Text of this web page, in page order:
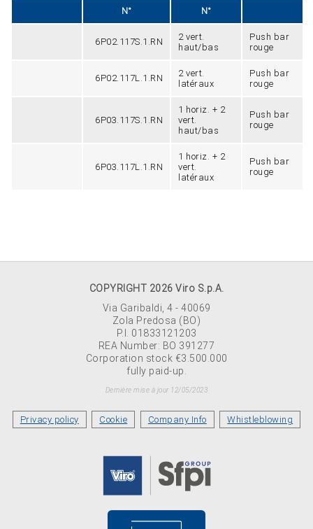
N° N°
6P02.117S.1.RN
2 vert.
haut/bas
Push bar
rouge
6P02.117L.1.RN
2 vert.
latéraux
Push bar
rouge
6P03.117S.1.RN
1 horiz. + 2
vert.
haut/bas
Push bar
rouge
6P03.117L.1.RN
1 horiz. + 2
vert.
latéraux
Push bar
rouge
COPYRIGHT 2026 Viro S.p.A.
Via Garibaldi, 4 - 40069
Zola Predosa (BO)
P.I. 01833121203
REA Number: BO 391277
Corporation stock €3.500.000
fully paid-up.
Dernière mise à jour 12/05/2023
Privacy policy Cookie Company Info Whistleblowing